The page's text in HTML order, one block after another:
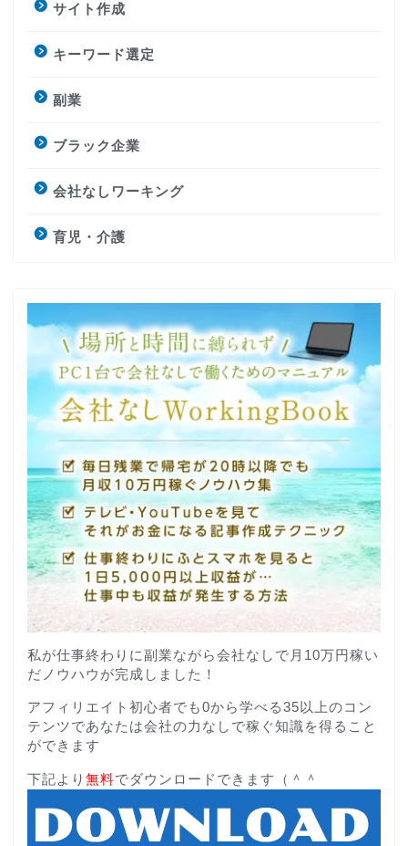
サイト作成
キーワード選定
副業
ブラック企業
会社なしワーキング
育児・介護
私が仕事終わりに副業ながら会社なしで月10万円稼い
だノウハウが完成しました！
アフィリエイト初心者でも0から学べる35以上のコン
テンツであなたは会社の力なしで稼ぐ知識を得ること
ができます
下記より 無料でダウンロードできます（＾＾